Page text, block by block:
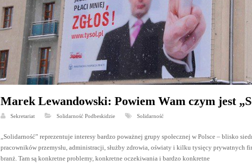
Marek Lewandowski: Powiem Wam czym jest
Sekretariat Solidarność Podbeskidzie Solidarność
„Solidarność” reprezentuje interesy bardzo poważnej grupy społecznej w Polsce – blisko
pracowników przemysłu, administracji, służby zdrowia, oświaty i kilku tysięcy prywatnych
branż. Tam są konkretne problemy, konkretne oczekiwania i bardzo konkretne